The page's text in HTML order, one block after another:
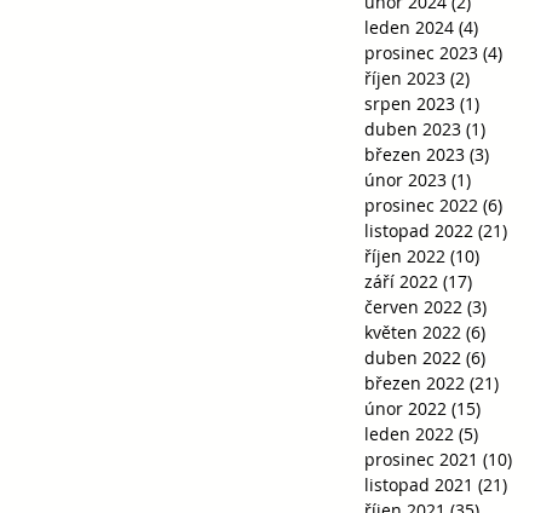
leden 2024 (4)
prosinec 2023 (4)
říjen 2023 (2)
srpen 2023 (1)
duben 2023 (1)
březen 2023 (3)
únor 2023 (1)
prosinec 2022 (6)
listopad 2022 (21)
říjen 2022 (10)
září 2022 (17)
červen 2022 (3)
květen 2022 (6)
duben 2022 (6)
březen 2022 (21)
únor 2022 (15)
leden 2022 (5)
prosinec 2021 (10)
listopad 2021 (21)